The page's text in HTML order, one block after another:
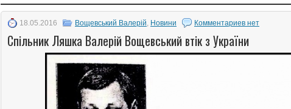
18.05.2016 Вощевський Валерій, Новини Комментариев нет
Спільник Ляшка Валерій Вощевський втік з України